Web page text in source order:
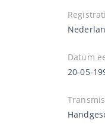
Datum
20-05-